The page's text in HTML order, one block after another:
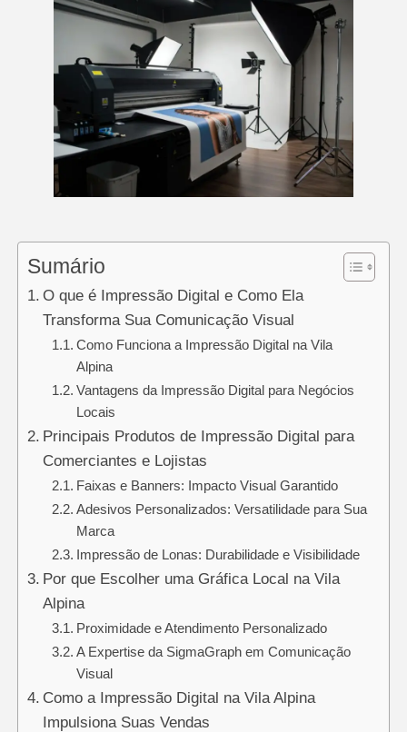
Sumário
O que é Impressão Digital e Como Ela
Transforma Sua Comunicação Visual
Como Funciona a Impressão Digital na Vila
Alpina
Vantagens da Impressão Digital para Negócios
Locais
Principais Produtos de Impressão Digital para
Comerciantes e Lojistas
Faixas e Banners: Impacto Visual Garantido
Adesivos Personalizados: Versatilidade para Sua
Marca
Impressão de Lonas: Durabilidade e Visibilidade
Por que Escolher uma Gráfica Local na Vila
Alpina
Proximidade e Atendimento Personalizado
A Expertise da SigmaGraph em Comunicação
Visual
Como a Impressão Digital na Vila Alpina
Impulsiona Suas Vendas